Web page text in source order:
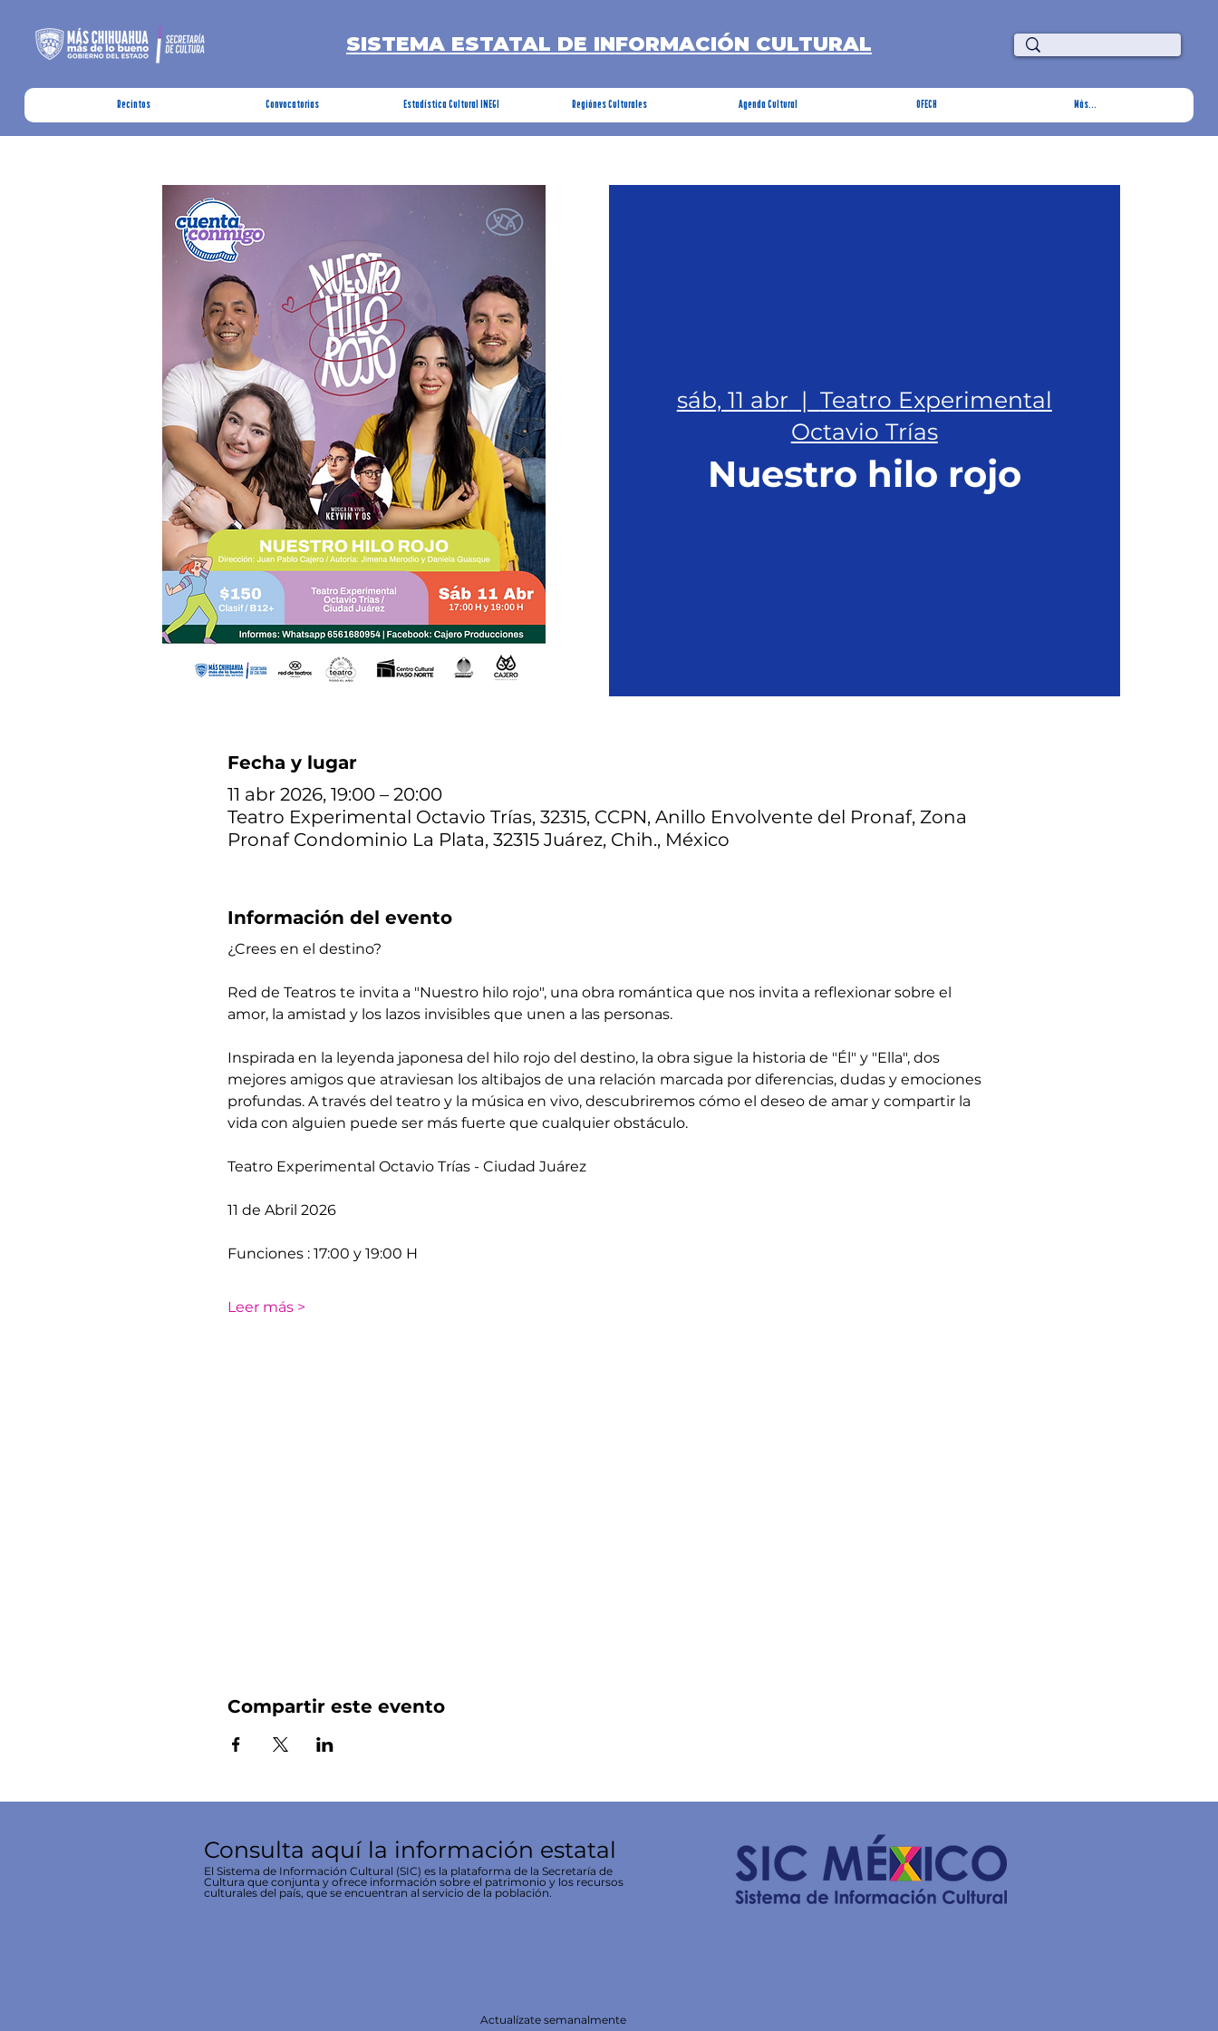
SISTEMA ESTATAL DE INFORMACIÓN CULTURAL
Recintos Convocatorias Estadística Cultural INEGI Regiónes Culturales Agenda Cultural OFECH Más...
sáb, 11 abr
  |
Teatro Experimental
Octavio Trías
Nuestro hilo rojo
Fecha y lugar
11 abr 2026, 19:00 – 20:00
Teatro Experimental Octavio Trías, 32315, CCPN, Anillo Envolvente del Pronaf, Zona
Pronaf Condominio La Plata, 32315 Juárez, Chih., México
Información del evento
¿Crees en el destino?
Red de Teatros te invita a "Nuestro hilo rojo", una obra romántica que nos invita a reflexionar sobre el
amor, la amistad y los lazos invisibles que unen a las personas.
Inspirada en la leyenda japonesa del hilo rojo del destino, la obra sigue la historia de "Él" y "Ella", dos
mejores amigos que atraviesan los altibajos de una relación marcada por diferencias, dudas y emociones
profundas. A través del teatro y la música en vivo, descubriremos cómo el deseo de amar y compartir la
vida con alguien puede ser más fuerte que cualquier obstáculo.
Teatro Experimental Octavio Trías - Ciudad Juárez
​​11 de Abril 2026
​​Funciones : 17:00 y 19:00 H
Leer más >
Compartir este evento
Consulta aquí la información estatal
El Sistema de Información Cultural (SIC) es la plataforma de la Secretaría de
Cultura que conjunta y ofrece información sobre el patrimonio y los recursos
culturales del país, que se encuentran al servicio de la población.
Actualízate semanalmente